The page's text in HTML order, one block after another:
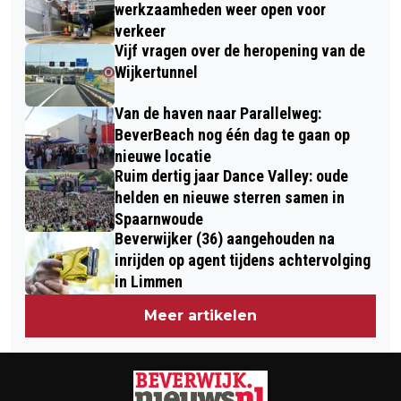
DANSVOORSTELLING CENTRUM VOOR
DE KUNSTEN BEVERWIJK
werkzaamheden weer open voor
verkeer
Vijf vragen over de heropening van de
Wijkertunnel
Van de haven naar Parallelweg:
BeverBeach nog één dag te gaan op
nieuwe locatie
Ruim dertig jaar Dance Valley: oude
helden en nieuwe sterren samen in
Spaarnwoude
Beverwijker (36) aangehouden na
inrijden op agent tijdens achtervolging
in Limmen
Meer artikelen